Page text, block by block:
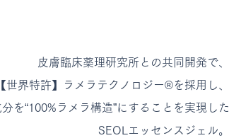
皮膚臨床薬理研究所との共同開発で、
【世界特許】
ラメラテクノロジー®を採用し、
を“100%ラメラ構造”にすることを実現した
SEOLエッセンスジェル。